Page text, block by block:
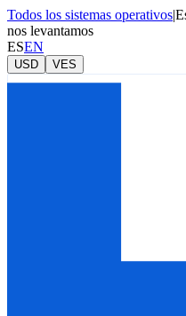
Todos los sistemas operativos|
nos levantamos
ESEN
USD VES